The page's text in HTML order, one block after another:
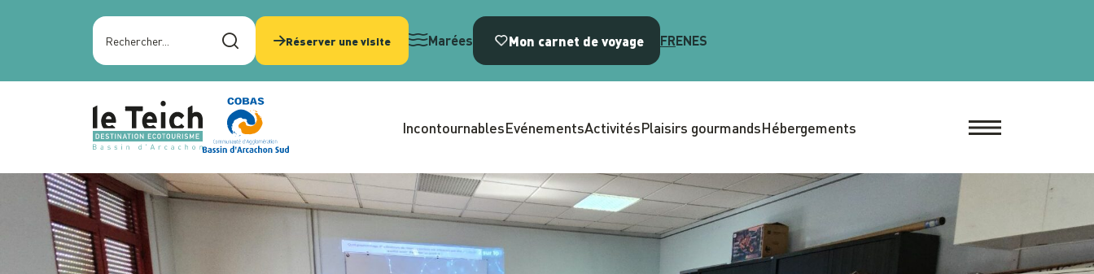
IncontournablesEvénementsActivitésPlaisirs gourmandsHébergements
Rechercher sur le site
Réserver une visite Marées Mon carnet de voyage FRENES